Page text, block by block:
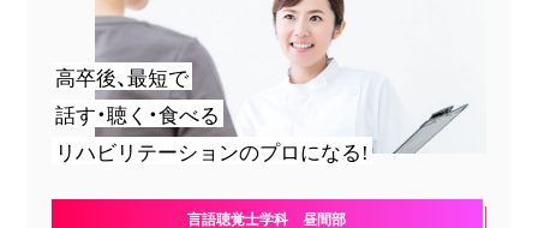
高卒後、最短で
話す・聴く・食べる
リハビリテーションのプロになる!
言語聴覚士学科 昼間部